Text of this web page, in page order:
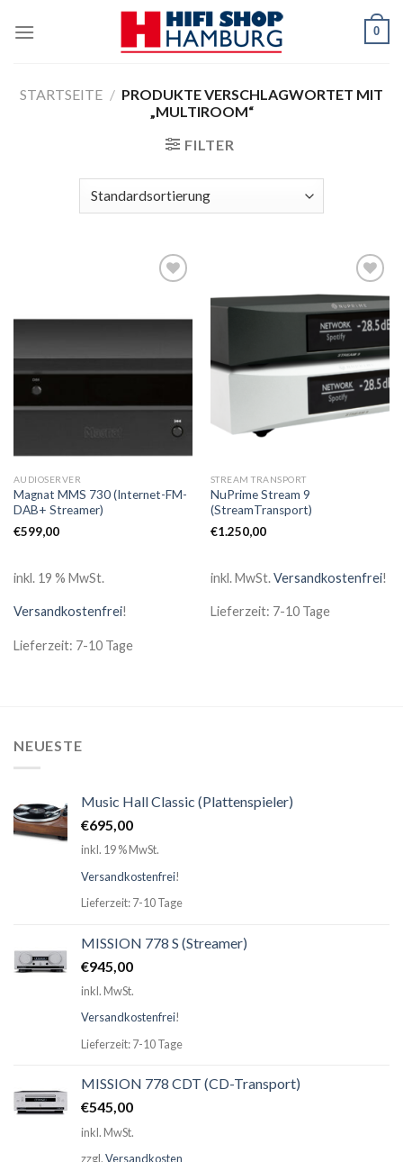
0
STARTSEITE / PRODUKTE VERSCHLAGWORTET MIT
„MULTIROOM“
FILTER
AUDIOSERVER
Magnat MMS 730 (Internet-FM-
DAB+ Streamer)
€599,00
inkl. 19 % MwSt.
Versandkostenfrei!
Lieferzeit: 7-10 Tage
Zur
Wunschliste
STREAM TRANSPORT
NuPrime Stream 9
(StreamTransport)
€1.250,00
inkl. MwSt.Versandkostenfrei!
Lieferzeit: 7-10 Tage
NEUESTE
Music Hall Classic (Plattenspieler)
€695,00
inkl. 19 % MwSt.
Versandkostenfrei!
Lieferzeit: 7-10 Tage
MISSION 778 S (Streamer)
€945,00
inkl. MwSt.
Versandkostenfrei!
Lieferzeit: 7-10 Tage
MISSION 778 CDT (CD-Transport)
€545,00
inkl. MwSt.
zzgl.Versandkosten